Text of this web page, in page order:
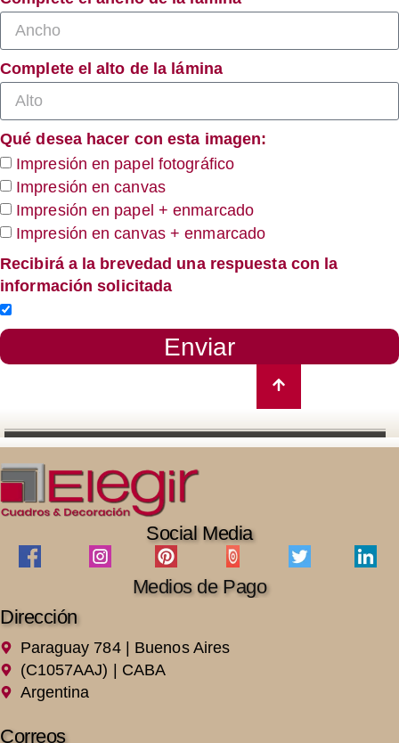
Complete el alto de la lámina
Qué desea hacer con esta imagen:
Impresión en papel fotográfico
Impresión en canvas
Impresión en papel + enmarcado
Impresión en canvas + enmarcado
Recibirá a la brevedad una respuesta con la
información solicitada
Enviar
Social Media
Medios de Pago
Dirección
Paraguay 784 | Buenos Aires
(C1057AAJ) | CABA
Argentina
Correos